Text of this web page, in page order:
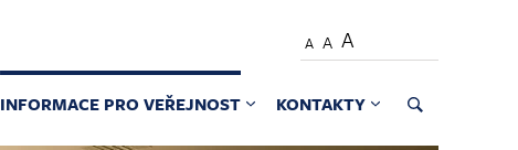
INFORMACE PRO VEŘEJNOST KONTAKTY
A A A